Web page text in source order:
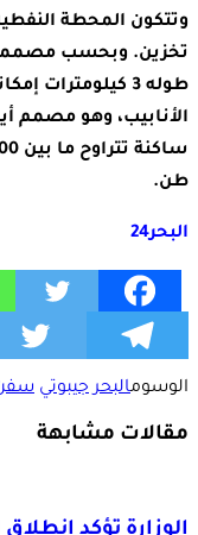
وتتكون المحطة
تخزين. وبحسب مصممي
طوله 3
الأنابيب، وهو مصمم
طن.
البحر24
الوسومالبحر جيبوتي
مقالات مشابهة